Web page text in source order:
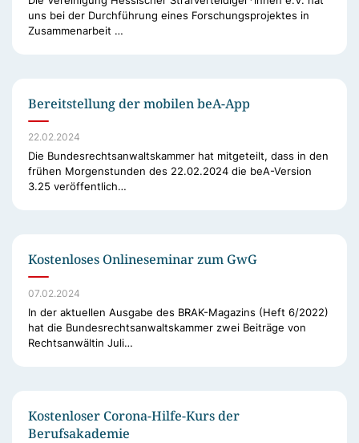
uns bei der Durchführung eines Forschungsprojektes in
Zusammenarbeit …
Bereitstellung der mobilen beA-App
22.02.2024
Die Bundesrechtsanwaltskammer hat mitgeteilt, dass in den
frühen Morgenstunden des 22.02.2024 die beA-Version
3.25 veröffentlich…
Kostenloses Onlineseminar zum GwG
07.02.2024
In der aktuellen Ausgabe des BRAK-Magazins (Heft 6/2022)
hat die Bundesrechtsanwaltskammer zwei Beiträge von
Rechtsanwältin Juli…
Kostenloser Corona-Hilfe-Kurs der
Berufsakademie